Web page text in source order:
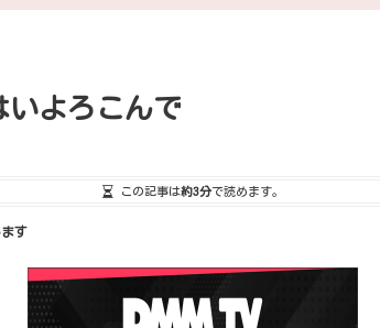
いよろこんで
この記事は約3分で読めます。
す